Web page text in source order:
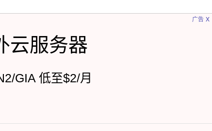
广告
云服务器
GIA 低至$2/月
x